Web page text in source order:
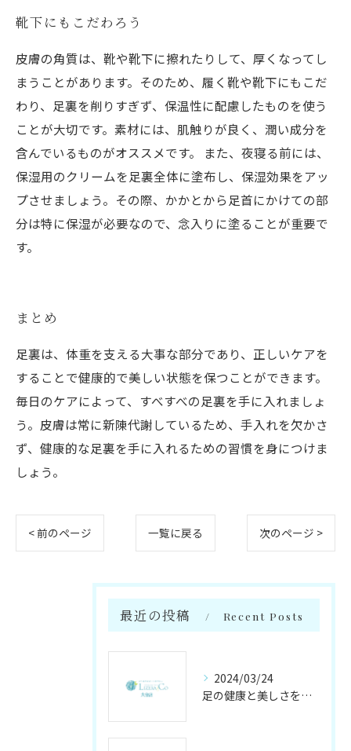
靴下にもこだわろう
皮膚の角質は、靴や靴下に擦れたりして、厚くなってし
まうことがあります。そのため、履く靴や靴下にもこだ
わり、足裏を削りすぎず、保温性に配慮したものを使う
ことが大切です。素材には、肌触りが良く、潤い成分を
含んでいるものがオススメです。 また、夜寝る前には、
保湿用のクリームを足裏全体に塗布し、保湿効果をアッ
プさせましょう。その際、かかとから足首にかけての部
分は特に保湿が必要なので、念入りに塗ることが重要で
す。
まとめ
足裏は、体重を支える大事な部分であり、正しいケアを
することで健康的で美しい状態を保つことができます。
毎日のケアによって、すべすべの足裏を手に入れましょ
う。皮膚は常に新陳代謝しているため、手入れを欠かさ
ず、健康的な足裏を手に入れるための習慣を身につけま
しょう。
< 前のページ 一覧に戻る 次のページ >
最近の投稿 Recent Posts
2024/03/24
足の健康と美しさを守る足のかかりつけサロン【リゼラアンドコー大分店】